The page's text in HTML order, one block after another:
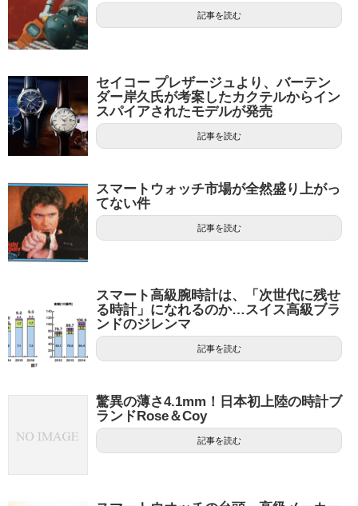
記事を読む
セイコー プレザージュより、バーテン
ダー岸久氏が考案したカクテルからイン
スパイアされたモデルが発売
記事を読む
スマートウォッチ市場が全然盛り上がっ
てない件
記事を読む
スマート高級腕時計は、「次世代に残せ
る時計」になれるのか…スイス高級ブラ
ンドのジレンマ
記事を読む
驚異の薄さ4.1mm！日本初上陸の時計ブ
ランドRose＆Coy
記事を読む